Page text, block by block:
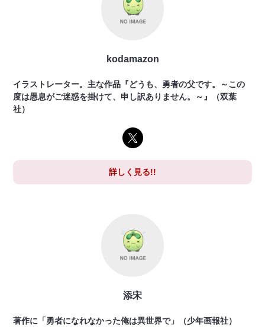
kodamazon
イラストレーター。主な作品『どうも、勇者の父です。～この
度は愚息がご迷惑を掛けて、申し訳ありません。～』（双葉
社）
詳しく見る!!
添宋
著作に「勇者になれなかった俺は異世界で」（少年画報社）